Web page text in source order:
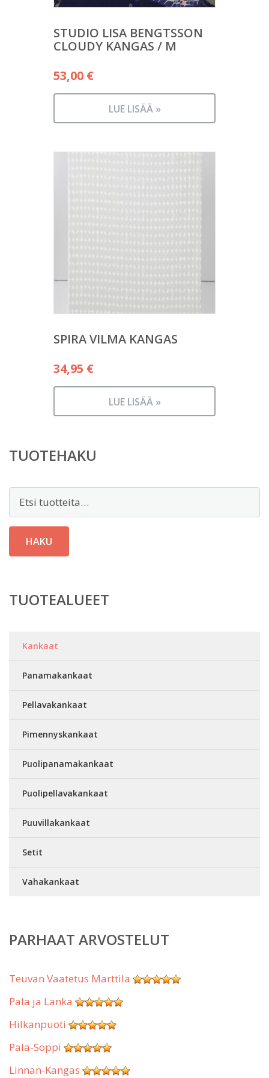
STUDIO LISA BENGTSSON
CLOUDY KANGAS / M
53,00 €
LUE LISÄÄ »
SPIRA VILMA KANGAS
34,95 €
LUE LISÄÄ »
TUOTEHAKU
Etsi:
HAKU
TUOTEALUEET
Kankaat
Panamakankaat
Pellavakankaat
Pimennyskankaat
Puolipanamakankaat
Puolipellavakankaat
Puuvillakankaat
Setit
Vahakankaat
PARHAAT ARVOSTELUT
Teuvan Vaatetus Marttila
Pala ja Lanka
Hilkanpuoti
Pala-Soppi
Linnan-Kangas